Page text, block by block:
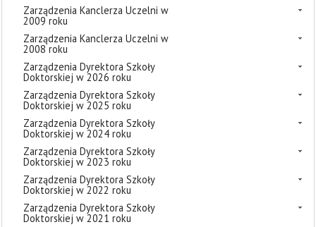
Zarządzenia Kanclerza Uczelni w
2009 roku
Zarządzenia Kanclerza Uczelni w
2008 roku
Zarządzenia Dyrektora Szkoły
Doktorskiej w 2026 roku
Zarządzenia Dyrektora Szkoły
Doktorskiej w 2025 roku
Zarządzenia Dyrektora Szkoły
Doktorskiej w 2024 roku
Zarządzenia Dyrektora Szkoły
Doktorskiej w 2023 roku
Zarządzenia Dyrektora Szkoły
Doktorskiej w 2022 roku
Zarządzenia Dyrektora Szkoły
Doktorskiej w 2021 roku